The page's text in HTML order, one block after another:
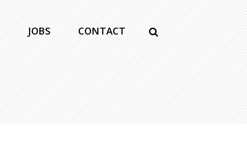
JOBS CONTACT